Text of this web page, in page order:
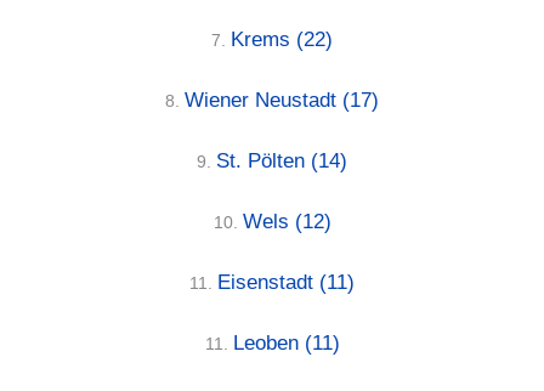
7. Krems (22)
8. Wiener Neustadt (17)
9. St. Pölten (14)
10. Wels (12)
11. Eisenstadt (11)
11. Leoben (11)